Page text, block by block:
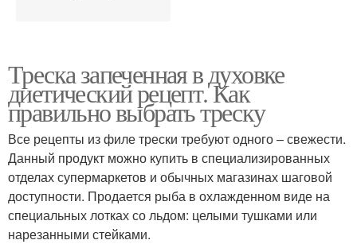
Треска запеченная в духовке
диетический рецепт. Как
правильно выбрать треску
Все рецепты из филе трески требуют одного – свежести.
Данный продукт можно купить в специализированных
отделах супермаркетов и обычных магазинах шаговой
доступности. Продается рыба в охлажденном виде на
специальных лотках со льдом: целыми тушками или
нарезанными стейками.